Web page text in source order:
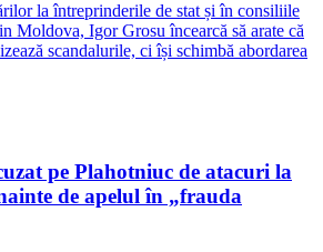
la întreprinderile de stat și în consiliile
Moldova, Igor Grosu încearcă să arate că
scandalurile, ci își schimbă abordarea
pe Plahotniuc de atacuri la
de apelul în „frauda